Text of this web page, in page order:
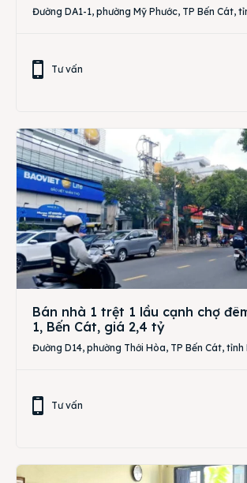
Đường DA1-1, phường Mỹ Phước, TP Bến Cát,
Tư vấn
Bán nhà 1 trệt 1 lầu cạnh chợ
1, Bến Cát, giá 2,4 tỷ
Đường D14, phường Thới Hòa, TP Bến Cát, tỉnh
Tư vấn